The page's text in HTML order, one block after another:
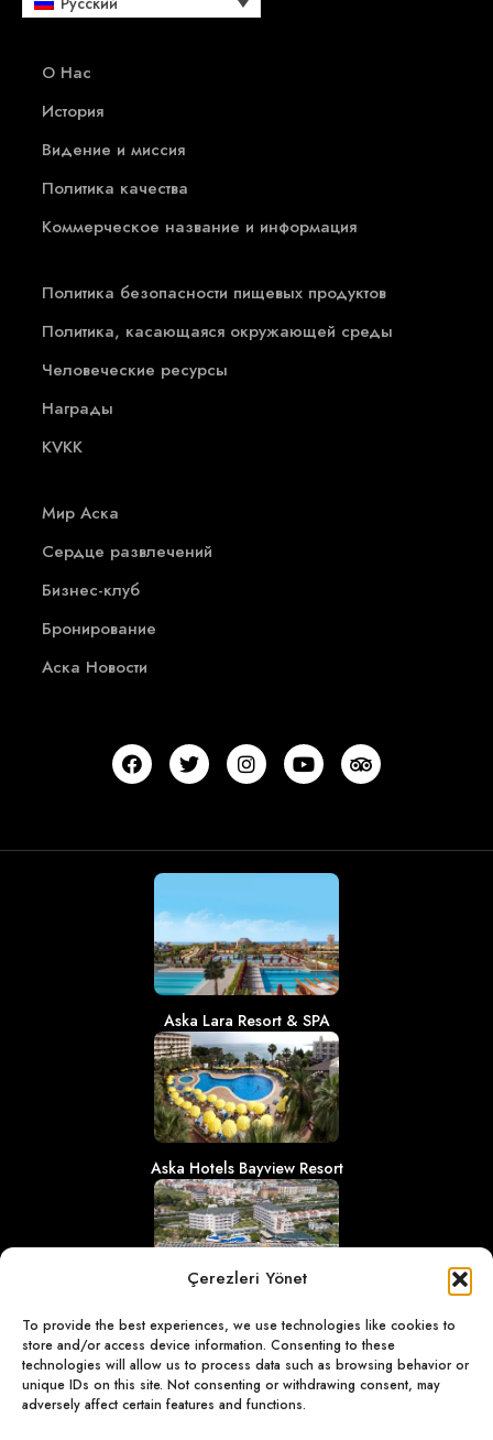
Çerezleri Yönet
To provide the best experiences, we use technologies like cookies to
store and/or access device information. Consenting to these
technologies will allow us to process data such as browsing behavior or
unique IDs on this site. Not consenting or withdrawing consent, may
adversely affect certain features and functions.
О Нас
История
Видение и миссия
Политика качества
Коммерческое название и информация
Политика безопасности пищевых продуктов
Политика, касающаяся окружающей среды
Человеческие ресурсы
Награды
KVKK
Мир Аска
Сердце развлечений
Бизнес-клуб
Бронирование
Аска Новости
Aska Lara Resort & SPA
Aska Hotels Bayview Resort
Aska Just in Beach
©2023 ASKA HOTELS & RESORTS. ВСЕ ПРАВА